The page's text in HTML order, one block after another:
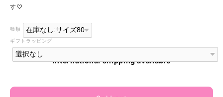
す♡
種類
ギフトラッピング
International shipping available